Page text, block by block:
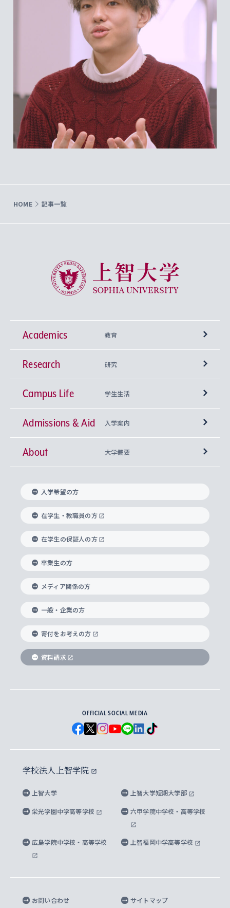
HOME 記事一覧
上智大学 Sophia University
Academics 教育
学部
神学部
文学部
総合人間科学部
経済学部
外国語学部
総合グローバル学部
国際教養学部
理工学部
Futures） – 持続可能な未来を考える６学科連携
興味から学科を探す
上智大学の全学共通教育
基盤教育センター
キリスト教人間学
身体知
思考と表現
データサイエンス
上智大学の語学教育
言語教育研究センター
上智大学のグローバル教育
グローバル教育センター
上智大学で学ぶ
海外で学ぶ
学びのサポート
大学院
神学研究科
実践宗教学研究科
総合人間科学研究科
経済学研究科
グローバル・スタディーズ研究科
助産学専攻科
生涯学習
Research 研究
研究所 等
キリスト教文化研究所
中世思想研究所
国際言語情報研究所
グローバル・コンサーン研究所
比較文化研究所
ヨーロッパ研究所
アジア文化研究所
アメリカ・カナダ研究所
メディア・ジャーナリズム研究所
水稀少社会研究センター
先進機械・構造材料イノベーションセンター
マイクロ波サイエンス研究センター
Sophia Open Research Weeks (SORW)
産官学連携
知的財産
研究支援制度
重点領域研究・自由課題研究
研究活動に関する法令・研究費の使用について
Campus Life 学生生活
学期区分と授業時間割
課外活動
課外教育プログラム
ボランティア活動
グローバルな学びのコミュニティ
学生の相談窓口
心身の健康相談
ハラスメント防止の取り組み
障がいのある学生への支援
キャリア形成サポート
キャリア形成支援プログラム
就職（内定先）・進路統計
企業の採用ご担当者様へのご案内
住まいのサポート
Admissions & Aid 入学案内
上智大学で取得できる学位
入れの方針）
科目等履修生
研究生・外国人特別研究生・国費留学生
交換留学生(海外大学から上智大学で学ぶ)
ノンディグリー生
Sophia Short-term Program受講生
学費・奨学金
学部入学前に出願する奨学金
国による高等教育の修学支援新制度
大学院生対象の奨学金
海外留学する際の費用と奨学金
About 大学概要
理事長・学長メッセージ
学長・副学長紹介
上智大学の精神
上智大学の理念
上智大学の沿革
ソフィア・アーカイブズ
上智大学とカトリック
グローバルエンゲージメント
上智大学を訪れた世界の知性
国連Weeks・アフリカWeeks
ダイバーシティ＆サステナビリティへの取り組み
上智大学公式ソーシャルメディア
学校法人上智学院について
数字で見る上智大学
上智大学のネットワーク
父母・保証人とのネットワーク
学外とのネットワーク
上智大学の出版物
上智大学大学案内・大学院案内
英文広報誌 SOPHIA magazine
上智大学のビジュアル・アイデンティティ
上智大学ビジュアル・アイデンティティ
上智大学校歌 ・上智大学学生歌
上智大学への取材・キャンパスでの撮影について
上智大学の公開情報
上智大学の教育研究活動等の情報公表
内部質保証と自己点検・評価
キャンパス案内
四谷キャンパス 施設紹介
キャンパスへのアクセス
海外拠点
教職協働の取り組み
入学希望の方
在学生・教職員の方
在学生の保証人の方
卒業生の方
メディア関係の方
一般・企業の方
寄付をお考えの方
資料請求
OFFICIAL SOCIAL MEDIA
学校法人上智学院
上智大学 上智大学短期大学部
栄光学園中学高等学校 六甲学院中学校・高等学校
広島学院中学校・高等学校 上智福岡中学高等学校
お問い合わせ サイトマップ